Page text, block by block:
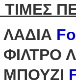
ΤΙΜΕΣ
ΛΑΔΙΑ
ΦΙΛΤΡΟ
ΜΠΟΥΖΙ